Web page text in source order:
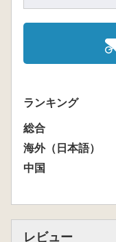
ランキング
総合
海外（日本語）
中国
レビュー